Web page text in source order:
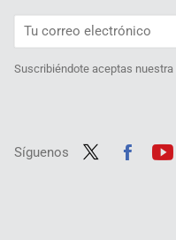
Suscribiéndote aceptas nuestra
Síguenos